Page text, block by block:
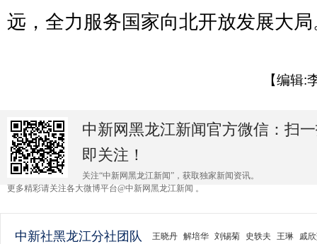
远，全力服务国家向北开放发展大
【编辑:
中新网黑龙江新闻官方微信：扫
即关注！
关注“中新网黑龙江新闻”，获取独家新闻资讯。
更多精彩请关注各大微博平台@中新网黑龙江新闻 。
中新社黑龙江分社团队 王晓丹 解培华 刘锡菊 史轶夫 王琳 戚